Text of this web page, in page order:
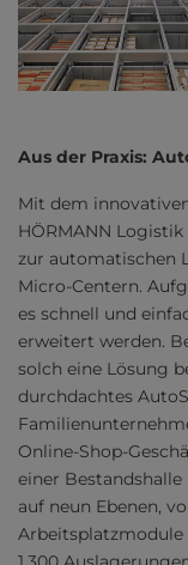
Aus der Praxis:
Mit dem
HÖRMANN
zur automatischen
Micro-Centern.
es schnell und
erweitert werden.
solch eine Lösung
durchdachtes
Online-Shop-
einer Bestandshalle
auf neun Ebenen,
Arbeitsplatzmodule